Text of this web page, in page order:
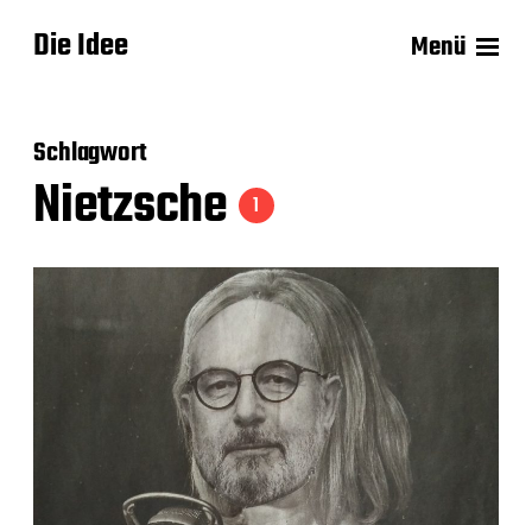
Die Idee Menü
Schlagwort
Nietzsche 1